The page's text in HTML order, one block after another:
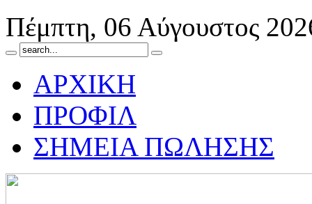
Πέμπτη, 06 Αύγουστος
ΑΡΧΙΚΗ
ΠΡΟΦΙΛ
ΣΗΜΕΙΑ ΠΩΛΗΣΗΣ